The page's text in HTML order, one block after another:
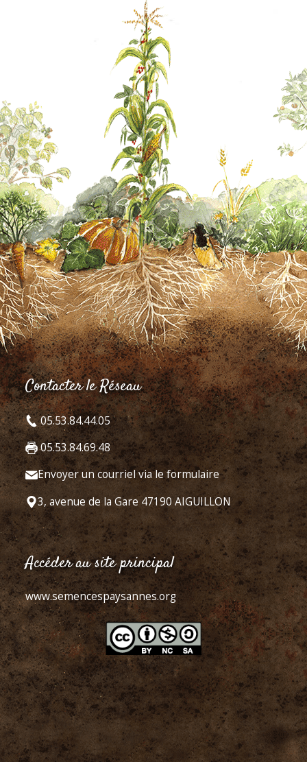
Contacter le Réseau
05.53.84.44.05
05.53.84.69.48
Envoyer un courriel via le formulaire
3, avenue de la Gare 47190 AIGUILLON
Accéder au site principal
www.semencespaysannes.org